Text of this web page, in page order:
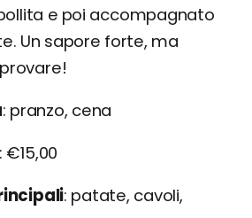
e poi accompagnato
Un sapore forte, ma
pranzo, cena
€15,00
patate, cavoli,